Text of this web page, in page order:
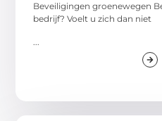
Beveiligingen groenewegen
bedrijf? Voelt u zich dan niet